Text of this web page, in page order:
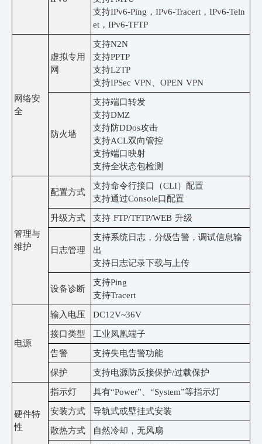
支持IPv6-Ping，IPv6-Tracert，IPv6-Teln
et，IPv6-TFTP
网络安
全
虚拟专用
网
支持N2N
支持PPTP
支持L2TP
支持IPSec VPN、OPEN VPN
防火墙
支持端口转发
支持DMZ
支持防DDos攻击
支持ACL双向管控
支持端口映射
支持全状态包检测
管理与
维护
配置方式
支持命令行接口（CLI）配置
支持通过Console口配置
升级方式 支持 FTP/TFTP/WEB 升级
日志管理
支持系统日志，分级告警，调试信息输
出
支持日志记录下载与上传
设备诊断
支持Ping
支持Tracert
电源
输入电压 DC12V~36V
接口类型 工业凤凰端子
告警 支持失电告警功能
保护 支持电源防反接保护/过载保护
硬件特
性
指示灯 具有“Power”、“System”等指示灯
安装方式 导轨式或壁挂式安装
散热方式 自然冷却，无风扇